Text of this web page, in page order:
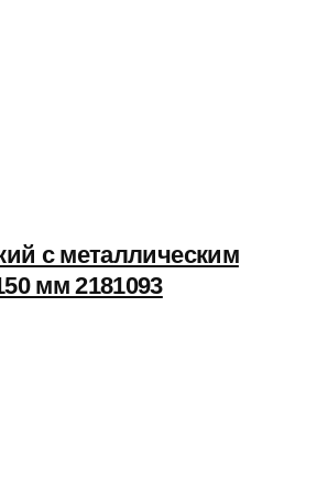
с металлическим
мм 2181093